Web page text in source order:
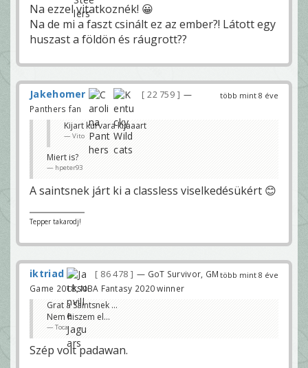
Na ezzel vitatkoznék! 😀
Na de mi a faszt csinált ez az ember?! Látott egy
huszast a földön és ráugrott??
több mint 8 éve
Jakehomer 22 759
—
Panthers fan
Kijart kurvara kijaaart
Vito
Miert is?
hpeter93
A saintsnek járt ki a classless viselkedésükért 😊
Tepper takarodj!
több mint 8 éve
iktriad 86 478
— GoT Survivor, GM
Game 2018, NBA Fantasy 2020 winner
Grat a Saintsnek ...
Nem hiszem el...
Toca
Szép volt padawan.